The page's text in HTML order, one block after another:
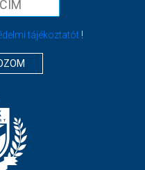
tájékoztatót!